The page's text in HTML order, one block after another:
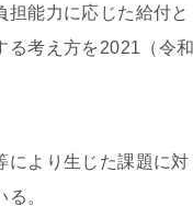
能力に応じた給付と
る考え方を2021（令
により生じた課題に対
。